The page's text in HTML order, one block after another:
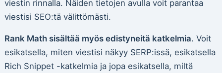
viestin rinnalla. Näiden tietojen avulla voit parantaa
viestisi SEO:tä välittömästi.
Rank Math sisältää myös edistyneitä katkelmia. Voit
esikatsella, miten viestisi näkyy SERP:issä, esikatsella
Rich Snippet -katkelmia ja jopa esikatsella, miltä